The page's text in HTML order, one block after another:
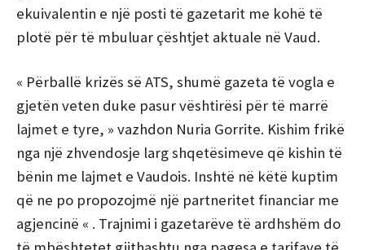
ekuivalentin e një posti të gazetarit me kohë të
plotë për të mbuluar çështjet aktuale në Vaud.
« Përballë krizës së ATS, shumë gazeta të vogla e
gjetën veten duke pasur vështirësi për të marrë
lajmet e tyre, » vazhdon Nuria Gorrite. Kishim frikë
nga një zhvendosje larg shqetësimeve që kishin të
bënin me lajmet e Vaudois. Inshtë në këtë kuptim
që ne po propozojmë një partneritet financiar me
agjencinë « . Trajnimi i gazetarëve të ardhshëm do